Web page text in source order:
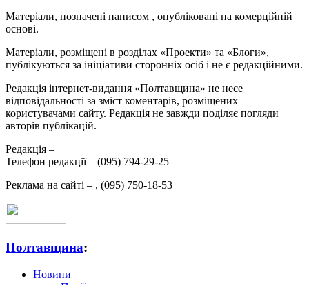
Матеріали, позначені написом , опубліковані на комерційній
основі.
Матеріали, розміщені в розділах «Проекти» та «Блоги»,
публікуються за ініціативи сторонніх осіб і не є редакційними.
Редакція інтернет-видання «Полтавщина» не несе
відповідальності за зміст коментарів, розміщених
користувачами сайту. Редакція не завжди поділяє погляди
авторів публікацій.
Редакція –
Телефон редакції – (095) 794-29-25
Реклама на сайті – , (095) 750-18-53
Полтавщина:
Новини